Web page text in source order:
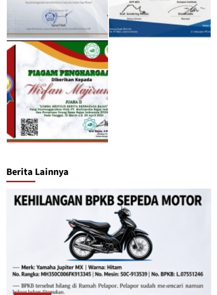
Berita Lainnya